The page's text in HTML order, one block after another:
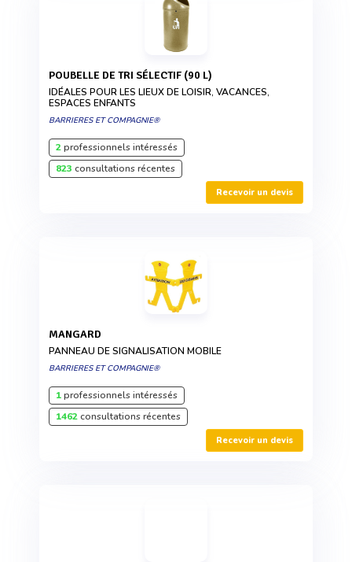
POUBELLE DE TRI SÉLECTIF (90 L)
IDÉALES POUR LES LIEUX DE LOISIR, VACANCES,
ESPACES ENFANTS
BARRIERES ET COMPAGNIE®
2professionnels intéressés
823 consultations récentes
Recevoir un devis
MANGARD
PANNEAU DE SIGNALISATION MOBILE
BARRIERES ET COMPAGNIE®
1professionnels intéressés
1462consultations récentes
Recevoir un devis